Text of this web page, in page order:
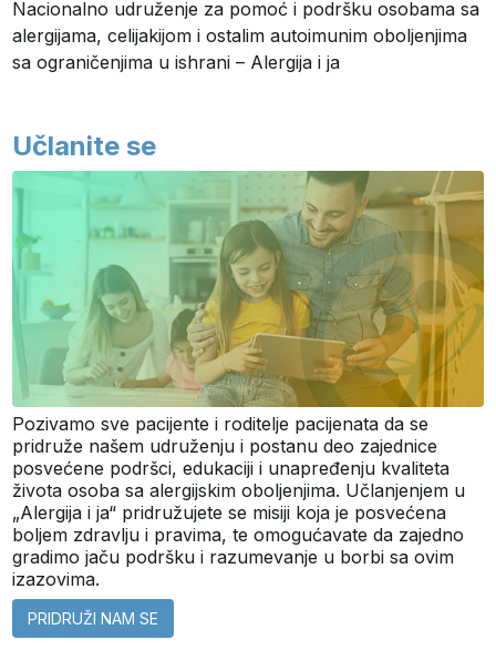
Nacionalno udruženje za pomoć i podršku osobama sa
alergijama, celijakijom i ostalim autoimunim oboljenjima
sa ograničenjima u ishrani – Alergija i ja
Učlanite se
Pozivamo sve pacijente i roditelje pacijenata da se
pridruže našem udruženju i postanu deo zajednice
posvećene podršci, edukaciji i unapređenju kvaliteta
života osoba sa alergijskim oboljenjima. Učlanjenjem u
„Alergija i ja“ pridružujete se misiji koja je posvećena
boljem zdravlju i pravima, te omogućavate da zajedno
gradimo jaču podršku i razumevanje u borbi sa ovim
izazovima.
PRIDRUŽI NAM SE